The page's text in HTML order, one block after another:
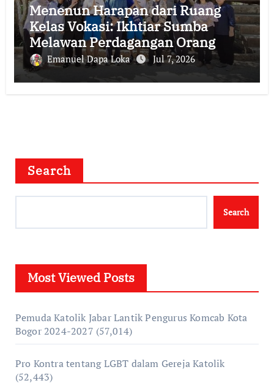
Menenun Harapan dari Ruang
Kelas Vokasi: Ikhtiar Sumba
Melawan Perdagangan Orang
Emanuel Dapa Loka Jul 7, 2026
Search
Search
Most Viewed Posts
Pemuda Katolik Jabar Lantik Pengurus Komcab Kota
Bogor 2024-2027 (57,014)
Pro Kontra tentang LGBT dalam Gereja Katolik
(52,443)